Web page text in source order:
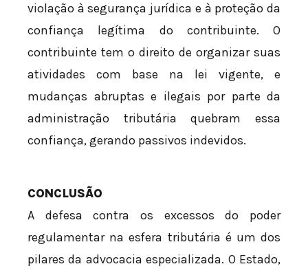
violação à segurança jurídica e à proteção da
confiança legítima do contribuinte. O
contribuinte tem o direito de organizar suas
atividades com base na lei vigente, e
mudanças abruptas e ilegais por parte da
administração tributária quebram essa
confiança, gerando passivos indevidos.
CONCLUSÃO
A defesa contra os excessos do poder
regulamentar na esfera tributária é um dos
pilares da advocacia especializada. O Estado,